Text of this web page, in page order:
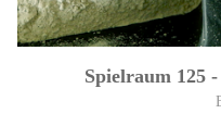
Spielraum 125